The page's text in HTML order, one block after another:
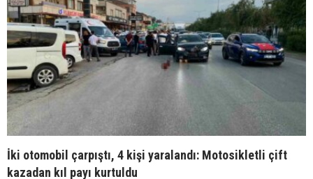
İki otomobil çarpıştı, 4 kişi yaralandı: Motosikletli çift
kazadan kıl payı kurtuldu